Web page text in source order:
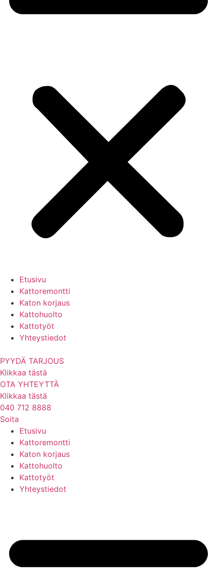
Etusivu
Kattoremontti
Katon korjaus
Kattohuolto
Kattotyöt
Yhteystiedot
PYYDÄ TARJOUS
Klikkaa tästä
OTA YHTEYTTÄ
Klikkaa tästä
040 712 8888
Soita
Etusivu
Kattoremontti
Katon korjaus
Kattohuolto
Kattotyöt
Yhteystiedot